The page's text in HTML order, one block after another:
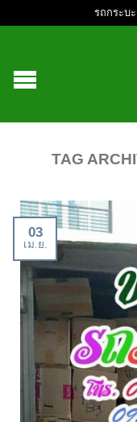
รถกระบ
TAG
03
เม.ย.